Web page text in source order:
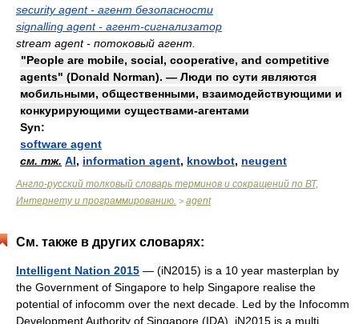
security agent - агент безопасности
signalling agent - агент-сигнализатор
stream agent - потоковый агент.
"People are mobile, social, cooperative, and competitive
agents" (Donald Norman). — Люди по сути являются
мобильными, общественными, взаимодействующими и
конкурирующими существами-агентами
Syn:
software agent
см. тж. AI, information agent, knowbot, neugent
Англо-русский толковый словарь терминов и сокращений по ВТ,
Интернету и программированию. > agent
См. также в других словарях:
Intelligent Nation 2015 — (iN2015) is a 10 year masterplan by
the Government of Singapore to help Singapore realise the
potential of infocomm over the next decade. Led by the Infocomm
Development Authority of Singapore (IDA), iN2015 is a multi